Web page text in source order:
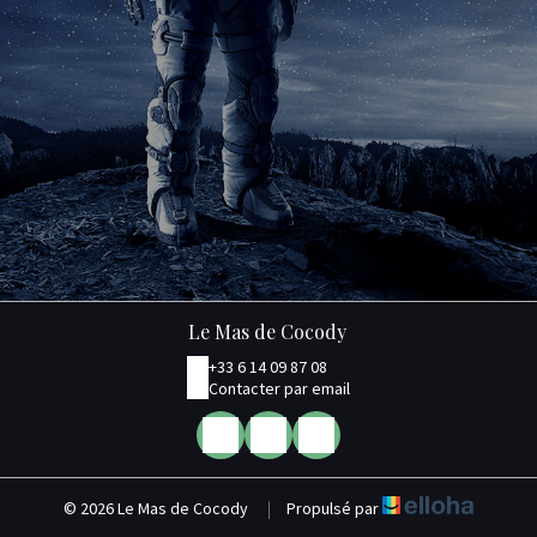
Le Mas de Cocody
+33 6 14 09 87 08
Contacter par email
© 2026 Le Mas de Cocody | Propulsé par